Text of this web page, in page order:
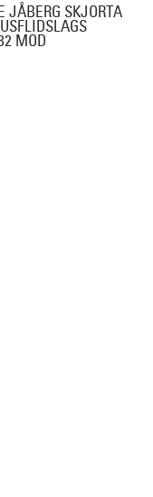
JÅBERG SKJORTA
MOD